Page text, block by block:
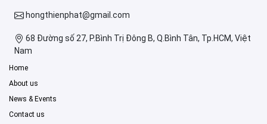
hongthienphat@gmail.com
68 Đường số 27, P.Bình Trị Đông B, Q.Bình Tân, Tp.HCM, Việt
Nam
Home
About us
News & Events
Contact us